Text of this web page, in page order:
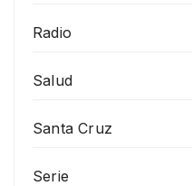
Radio
Salud
Santa Cruz
Serie